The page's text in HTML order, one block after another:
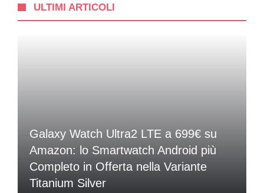
ULTIMI ARTICOLI
Galaxy Watch Ultra2 LTE a 699€ su
Amazon: lo Smartwatch Android più
Completo in Offerta nella Variante
Titanium Silver